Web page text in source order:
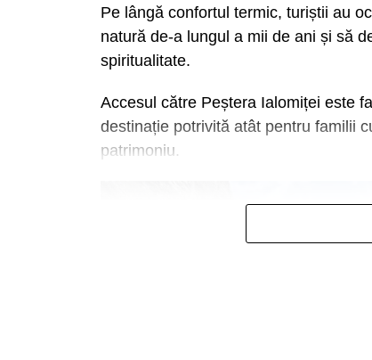
administrația publică locală și
pe amplasamentul unui teren
această zonă de odihnă și
teren de sport și foișoare. Și, ca într-
lumea mulțumită, și la Șotânga erau
cu tot soiul de produse tradiționale,
Pe lângă confortul termic, turiștii au
natură de-a lungul a mii de ani și să
spiritualitate.
Accesul către Peștera Ialomiței este
destinație potrivită atât pentru familii
patrimoniu.